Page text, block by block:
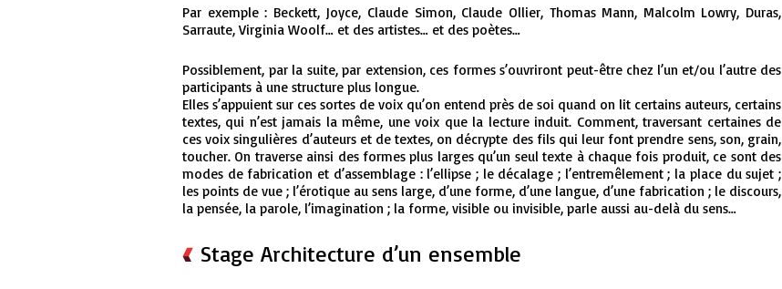
Par exemple : Beckett, Joyce, Claude Simon, Claude Ollier, Thomas Mann, Malcolm Lowry, Duras,
Sarraute, Virginia Woolf… et des artistes… et des poètes…
Possiblement, par la suite, par extension, ces formes s’ouvriront peut-être chez l’un et/ou l’autre des
participants à une structure plus longue.
Elles s’appuient sur ces sortes de voix qu’on entend près de soi quand on lit certains auteurs, certains
textes, qui n’est jamais la même, une voix que la lecture induit. Comment, traversant certaines de
ces voix singulières d’auteurs et de textes, on décrypte des fils qui leur font prendre sens, son, grain,
toucher. On traverse ainsi des formes plus larges qu’un seul texte à chaque fois produit, ce sont des
modes de fabrication et d’assemblage : l’ellipse ; le décalage ; l’entremêlement ; la place du sujet ;
les points de vue ; l’érotique au sens large, d’une forme, d’une langue, d’une fabrication ; le discours,
la pensée, la parole, l’imagination ; la forme, visible ou invisible, parle aussi au-delà du sens…
Stage Architecture d’un ensemble